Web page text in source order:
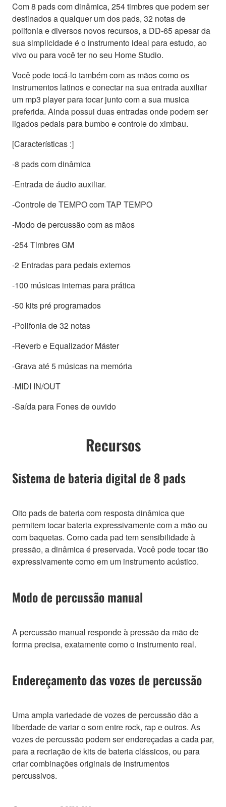
Com 8 pads com dinâmica, 254 timbres que podem ser
destinados a qualquer um dos pads, 32 notas de
polifonia e diversos novos recursos, a DD-65 apesar da
sua simplicidade é o instrumento ideal para estudo, ao
vivo ou para você ter no seu Home Studio.
Você pode tocá-lo também com as mãos como os
instrumentos latinos e conectar na sua entrada auxiliar
um mp3 player para tocar junto com a sua musica
preferida. Ainda possui duas entradas onde podem ser
ligados pedais para bumbo e controle do ximbau.
[Características :]
-8 pads com dinâmica
-Entrada de áudio auxiliar.
-Controle de TEMPO com TAP TEMPO
-Modo de percussão com as mãos
-254 Timbres GM
-2 Entradas para pedais externos
-100 músicas internas para prática
-50 kits pré programados
-Polifonia de 32 notas
-Reverb e Equalizador Máster
-Grava até 5 músicas na memória
-MIDI IN/OUT
-Saída para Fones de ouvido
Recursos
Sistema de bateria digital de 8 pads
Oito pads de bateria com resposta dinâmica que
permitem tocar bateria expressivamente com a mão ou
com baquetas. Como cada pad tem sensibilidade à
pressão, a dinâmica é preservada. Você pode tocar tão
expressivamente como em um instrumento acústico.
Modo de percussão manual
A percussão manual responde à pressão da mão de
forma precisa, exatamente como o instrumento real.
Endereçamento das vozes de percussão
Uma ampla variedade de vozes de percussão dão a
liberdade de variar o som entre rock, rap e outros. As
vozes de percussão podem ser endereçadas a cada par,
para a recriação de kits de bateria clássicos, ou para
criar combinações originais de instrumentos
percussivos.